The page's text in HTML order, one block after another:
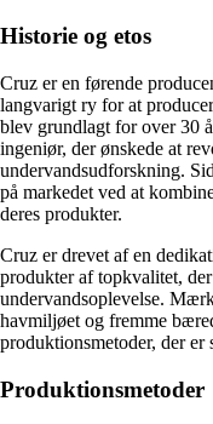
Historie og etos
Cruz er en førende
langvarigt ry for at
blev grundlagt for over 30
ingeniør, der ønskede at
undervandsudforskning.
på markedet ved at
deres produkter.
Cruz er drevet af en
produkter af topkvalitet,
undervandsoplevelse.
havmiljøet og fremme
produktionsmetoder, der er
Produktionsmetoder